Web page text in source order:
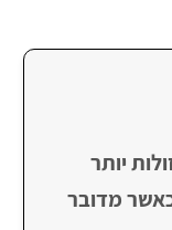
יותר
מדובר